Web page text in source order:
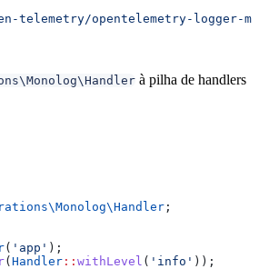
telemetry/opentelemetry-logger-
à pilha de handlers
Handler ;
( 'app' );
( Handler :: withLevel ( 'info' ));